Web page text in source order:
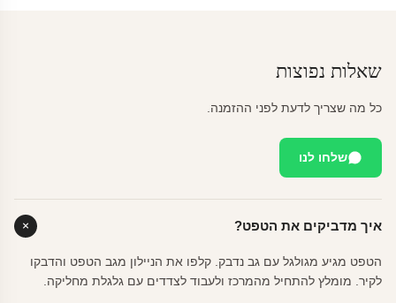
שאלות נפוצות
כל מה שצריך לדעת לפני ההזמנה.
שלחו לנו
איך מדביקים את הטפט?
הטפט מגיע מגולגל עם גב נדבק. קלפו את הניילון מגב הטפט והדבקו
לקיר. מומלץ להתחיל מהמרכז ולעבוד לצדדים עם גלגלת מחליקה.